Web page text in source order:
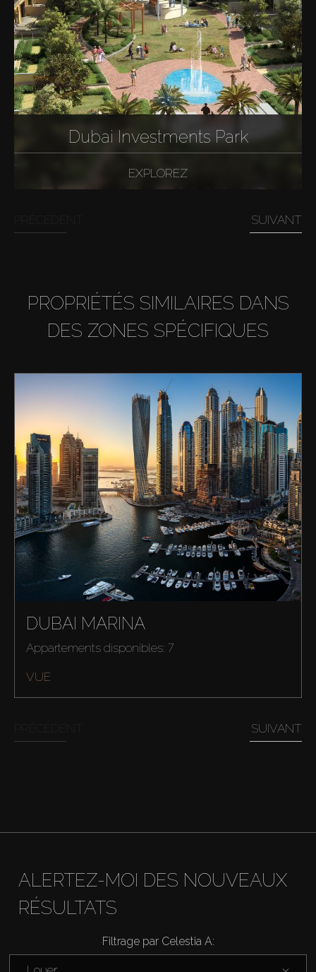
Acheter
Louer
Vendre
Dubai Investments Park
EXPLOREZ
SUIVANT
PROPRIÉTÉS SIMILAIRES DANS
DES ZONES SPÉCIFIQUES
DUBAI MARINA
Appartements disponibles: 7
VUE
SUIVANT
ALERTEZ-MOI DES NOUVEAUX
RÉSULTATS
Filtrage par Celestia A: